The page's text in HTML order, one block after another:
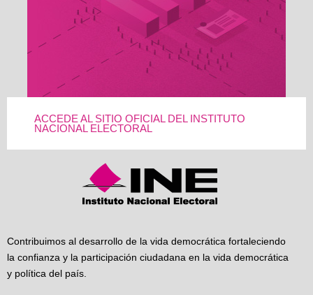
ACCEDE AL SITIO OFICIAL DEL INSTITUTO
NACIONAL ELECTORAL
Contribuimos al desarrollo de la vida democrática fortaleciendo
la confianza y la participación ciudadana en la vida democrática
y política del país.